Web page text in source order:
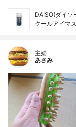
DAISO(ダイソ
クールアイマ
主婦
あさみ